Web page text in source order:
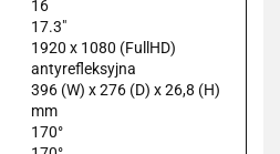
16
17.3"
1920 x 1080 (FullHD)
antyrefleksyjna
396 (W) x 276 (D) x 26,8 (H)
mm
170°